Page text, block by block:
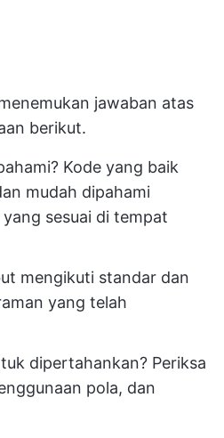
jawaban atas
berikut.
Kode yang baik
mudah dipahami
sesuai di tempat
mengikuti standar dan
yang telah
dipertahankan? Periksa
pola, dan